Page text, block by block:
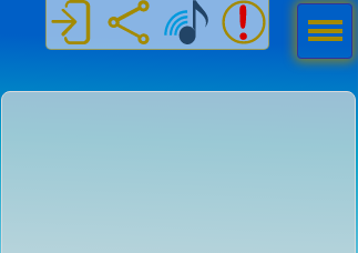
Men
ú